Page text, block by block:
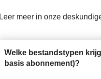
Leer meer in onze
Welke bestandstypen
basis abonnement)?